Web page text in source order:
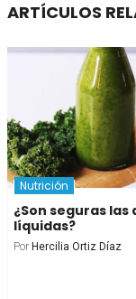
ARTÍCULOS
Nutrición
¿Son seguras las
líquidas?
Por Hercilia Ortiz Díaz